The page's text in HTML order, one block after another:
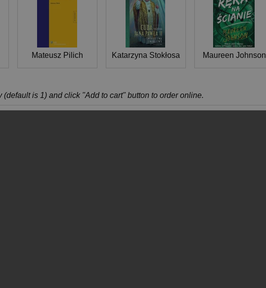
Mateusz Pilich Katarzyna Stokłosa Maureen Johnson
(default is 1) and click "Add to cart" button to order online.